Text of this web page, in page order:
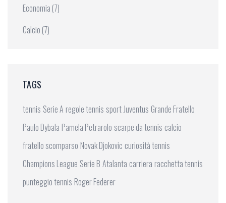
Economia (7)
Calcio (7)
TAGS
tennis Serie A regole tennis sportJuventus Grande Fratello
Paulo Dybala Pamela Petrarolo scarpe da tennis calcio
fratello scomparso Novak Djokovic curiosità tennis
Champions League Serie B Atalanta carriera racchetta tennis
punteggio tennis Roger Federer